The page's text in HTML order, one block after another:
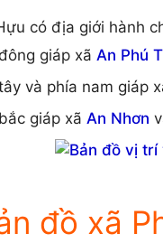
có địa giới hành
giáp xã An Phú
và phía nam giáp
giáp xã An Nhơn
đồ xã